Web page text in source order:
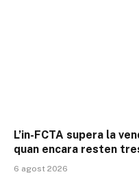
L’in-FCTA supera la
quan encara resten
6 agost 2026